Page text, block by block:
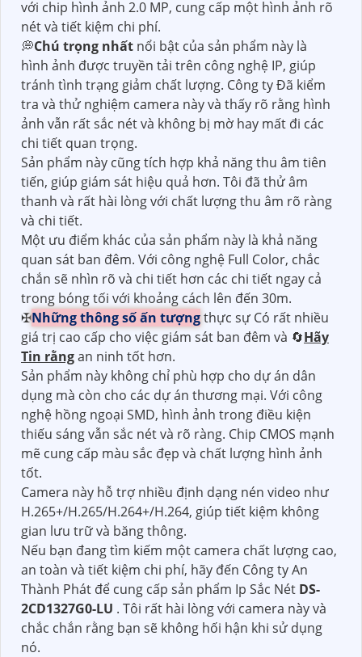
với chip hình ảnh 2.0 MP, cung cấp một hình ảnh rõ
nét và tiết kiệm chi phí.
💭Chú trọng nhất nổi bật của sản phẩm này là
hình ảnh được truyền tải trên công nghệ IP, giúp
tránh tình trạng giảm chất lượng. Công ty Đã kiểm
tra và thử nghiệm camera này và thấy rõ rằng hình
ảnh vẫn rất sắc nét và không bị mờ hay mất đi các
chi tiết quan trọng.
Sản phẩm này cũng tích hợp khả năng thu âm tiên
tiến, giúp giám sát hiệu quả hơn. Tôi đã thử âm
thanh và rất hài lòng với chất lượng thu âm rõ ràng
và chi tiết.
Một ưu điểm khác của sản phẩm này là khả năng
quan sát ban đêm. Với công nghệ Full Color, chắc
chắn sẽ nhìn rõ và chi tiết hơn các chi tiết ngay cả
trong bóng tối với khoảng cách lên đến 30m.
✠Những thông số ấn tượngthực sự Có rất nhiều
giá trị cao cấp cho việc giám sát ban đêm và 🔄Hãy
Tin rằngan ninh tốt hơn.
Sản phẩm này không chỉ phù hợp cho dự án dân
dụng mà còn cho các dự án thương mại. Với công
nghệ hồng ngoại SMD, hình ảnh trong điều kiện
thiếu sáng vẫn sắc nét và rõ ràng. Chip CMOS mạnh
mẽ cung cấp màu sắc đẹp và chất lượng hình ảnh
tốt.
Camera này hỗ trợ nhiều định dạng nén video như
H.265+/H.265/H.264+/H.264, giúp tiết kiệm không
gian lưu trữ và băng thông.
Nếu bạn đang tìm kiếm một camera chất lượng cao,
an toàn và tiết kiệm chi phí, hãy đến Công ty An
Thành Phát để cung cấp sản phẩm Ip Sắc Nét DS-
2CD1327G0-LU . Tôi rất hài lòng với camera này và
chắc chắn rằng bạn sẽ không hối hận khi sử dụng
nó.